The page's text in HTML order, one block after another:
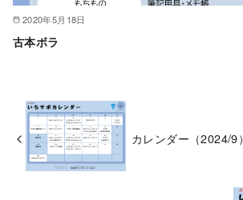
2020年5月18日
古本ボラ
カレンダー（2024/9）